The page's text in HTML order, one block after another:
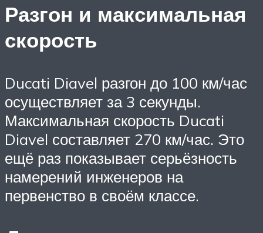
Разгон и максимальная
скорость
Ducati Diavel разгон до 100 км/час
осуществляет за 3 секунды.
Максимальная скорость Ducati
Diavel составляет 270 км/час. Это
ещё раз показывает серьёзность
намерений инженеров на
первенство в своём классе.